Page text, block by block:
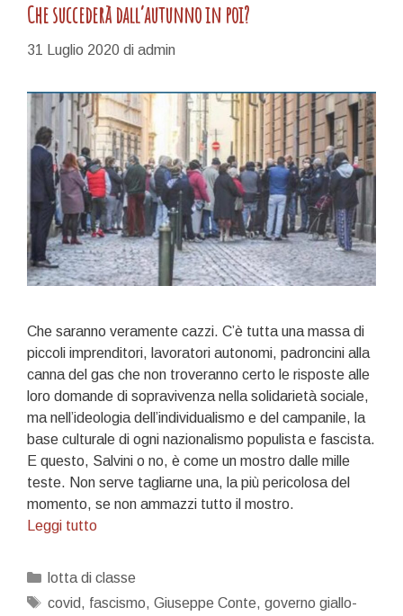
Che succederà dall’autunno in poi?
31 Luglio 2020 di admin
Che saranno veramente cazzi. C’è tutta una massa di
piccoli imprenditori, lavoratori autonomi, padroncini alla
canna del gas che non troveranno certo le risposte alle
loro domande di sopravivenza nella solidarietà sociale,
ma nell’ideologia dell’individualismo e del campanile, la
base culturale di ogni nazionalismo populista e fascista.
E questo, Salvini o no, è come un mostro dalle mille
teste. Non serve tagliarne una, la più pericolosa del
momento, se non ammazzi tutto il mostro.
Leggi tuttoChe
poi?
Categorie
lotta di classe
Tag
covid, fascismo, Giuseppe Conte, governo giallo-